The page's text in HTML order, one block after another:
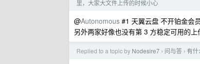
里，大家大文件上传的时候小心
@Autonomous #1 天翼云盘 不开铂金会
另外两家好像也没有第 3 方稳定可用的上
Replied to a topic by Nodesire7 › 问与答 › 有什